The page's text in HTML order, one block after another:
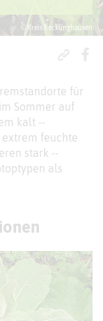
© Kreis Recklinghausen
für
Sommer auf
kalt --
extrem feuchte
stark --
als